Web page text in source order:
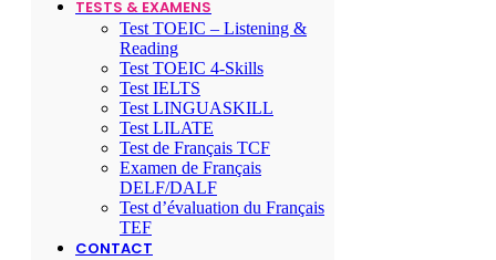
TESTS & EXAMENS
Test TOEIC – Listening &
Reading
Test TOEIC 4-Skills
Test IELTS
Test LINGUASKILL
Test LILATE
Test de Français TCF
Examen de Français
DELF/DALF
Test d’évaluation du Français
TEF
CONTACT